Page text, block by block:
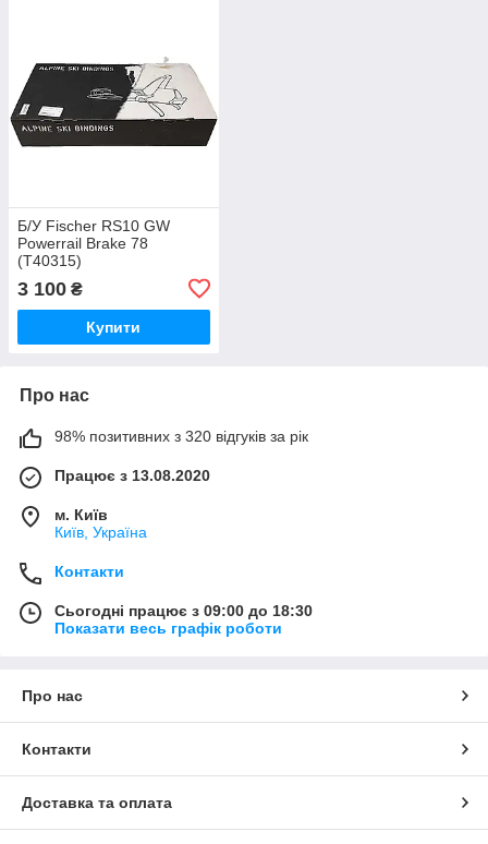
Б/У Fischer RS10 GW
Powerrail Brake 78
(T40315)
3 100 ₴
Купити
Про нас
98% позитивних з 320 відгуків за рік
Працює з 13.08.2020
м. Київ
Київ, Україна
Контакти
Сьогодні працює з 09:00 до 18:30
Показати весь графік роботи
Про нас
Контакти
Доставка та оплата